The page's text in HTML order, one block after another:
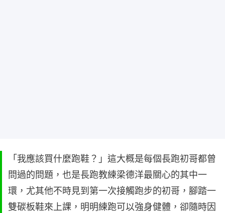
「我應該買什麼跑鞋？」這大概是每個長跑初哥都曾
問過的問題，也是長跑教練梁德洋最關心的其中一
環，尤其他不時見到第一次接觸跑步的初哥，腳踏一
雙碳板鞋來上課，明明練跑可以強身健體，卻隨時因